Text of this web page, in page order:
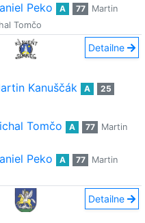
Peko A 77
Martin
Tomčo
Detailne
Kanuščák A
25
Tomčo A 77
Martin
Peko A 77
Martin
Detailne